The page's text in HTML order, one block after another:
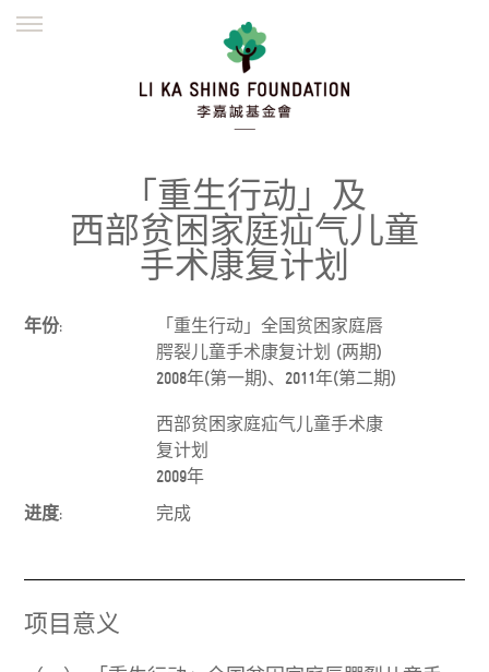
並肩同行
繁體
「重生行动」及
西部贫困家庭疝气儿童
手术康复计划
年份:
「重生行动」全国贫困家庭唇
腭裂儿童手术康复计划 (两期)
2008年(第一期)、2011年(第二期)
西部贫困家庭疝气儿童手术康
复计划
2009年
进度:
完成
项目意义